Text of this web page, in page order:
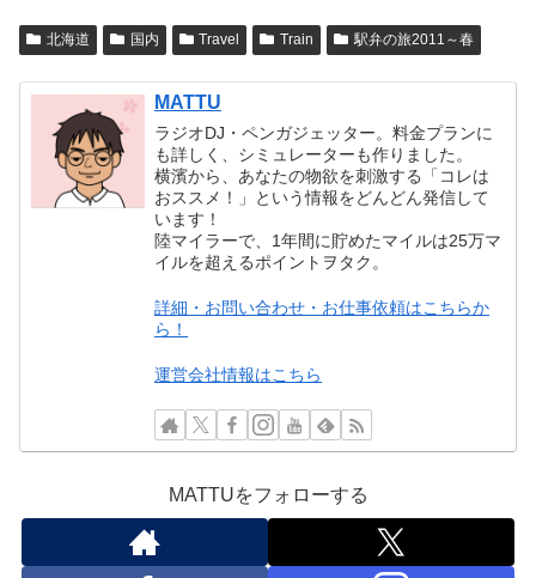
北海道 国内 Travel Train 駅弁の旅2011～春
MATTU
ラジオDJ・ペンガジェッター。料金プランに
も詳しく、シミュレーターも作りました。
横濱から、あなたの物欲を刺激する「コレは
おススメ！」という情報をどんどん発信して
います！
陸マイラーで、1年間に貯めたマイルは25万マ
イルを超えるポイントヲタク。
詳細・お問い合わせ・お仕事依頼はこちらか
ら！
運営会社情報はこちら
MATTUをフォローする